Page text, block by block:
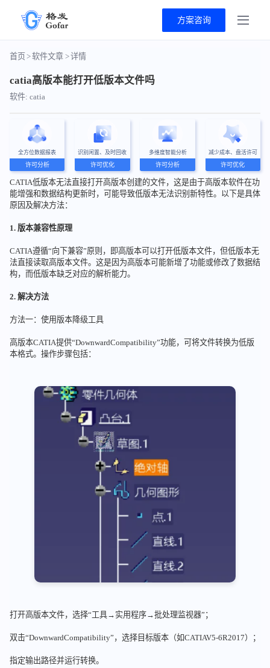
方案咨询
首页>软件文章 >详情
catia高版本能打开低版本文件吗
软件: catia
全方位数据报表
许可分析
识别闲置、及时回收
许可优化
多维度智能分析
许可分析
减少成本、盘活许可
许可优化
CATIA低版本无法直接打开高版本创建的文件，这是由于高版本软件在功
能增强和数据结构更新时，可能导致低版本无法识别新特性。以下是具体
原因及解决方法：
1. 版本兼容性原理
CATIA遵循“向下兼容”原则，即高版本可以打开低版本文件，但低版本无
法直接读取高版本文件。这是因为高版本可能新增了功能或修改了数据结
构，而低版本缺乏对应的解析能力。
2. 解决方法
方法一：使用版本降级工具
高版本CATIA提供“DownwardCompatibility”功能，可将文件转换为低版
本格式。操作步骤包括：
打开高版本文件，选择“工具→实用程序→批处理监视器”；
双击“DownwardCompatibility”，选择目标版本（如CATIAV5-6R2017）；
指定输出路径并运行转换。